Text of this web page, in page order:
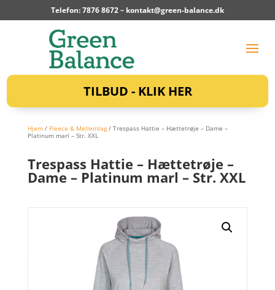
Telefon: 7876 8672 – kontakt@green-balance.dk
TILBUD - KLIK HER
Hjem/ Fleece & Mellemlag/ Trespass Hattie – Hættetrøje – Dame –
Platinum marl – Str. XXL
Trespass Hattie – Hættetrøje –
Dame – Platinum marl – Str. XXL